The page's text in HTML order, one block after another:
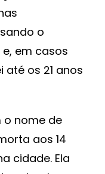
o
em casos
os 21 anos
o nome de
aos 14
cidade. Ela